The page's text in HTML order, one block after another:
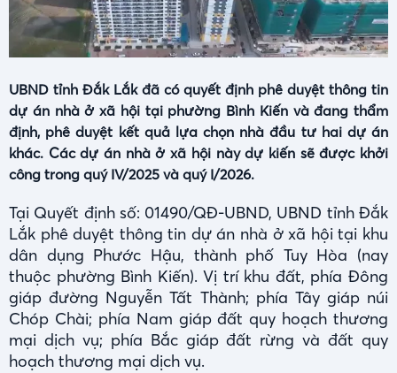
UBND tỉnh Đắk Lắk đã có quyết định phê duyệt thông tin
dự án nhà ở xã hội tại phường Bình Kiến và đang thẩm
định, phê duyệt kết quả lựa chọn nhà đầu tư hai dự án
khác. Các dự án nhà ở xã hội này dự kiến sẽ được khởi
công trong quý IV/2025 và quý I/2026.
Tại Quyết định số: 01490/QĐ-UBND, UBND tỉnh Đắk
Lắk phê duyệt thông tin dự án nhà ở xã hội tại khu
dân dụng Phước Hậu, thành phố Tuy Hòa (nay
thuộc phường Bình Kiến). Vị trí khu đất, phía Đông
giáp đường Nguyễn Tất Thành; phía Tây giáp núi
Chóp Chài; phía Nam giáp đất quy hoạch thương
mại dịch vụ; phía Bắc giáp đất rừng và đất quy
hoạch thương mại dịch vụ.